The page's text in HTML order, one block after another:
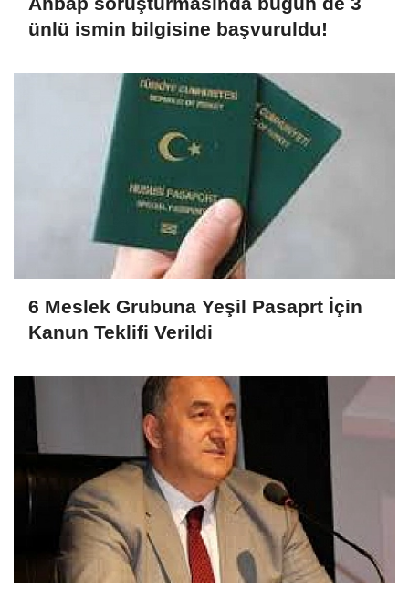
ünlü ismin bilgisine başvuruldu!
6 Meslek Grubuna Yeşil Pasaprt İçin
Kanun Teklifi Verildi